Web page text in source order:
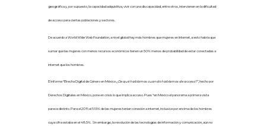
geográfica y, por supuesto, la capacidad adquisitiva, vivir con una discapacidad, entre otros, intervienen en la dificultad
de acceso para ciertas poblaciones y sectores.
De acuerdo a World Wide Web Foundation, a nivel global hay más hombres que mujeres en Internet, a esto habría que
sumar que las mujeres con menos recursos económicos tienen un 50% menos de probabilidad de estar conectadas a
internet que los hombres.
El informe “Brecha Digital de Género en México¿De qué hablamos cuando hablamos de acceso?”,hecho por
Derechos Digitales en México, pone en crisis lo que implica acceso. Pues “en México el panorama a primera vista
parece distinto. Para el 2016 el 51.5% de las mujeres tenían conexión a internet, inclusive por encima de los hombres
cuya cifra estaba en el 48.5%. Sin embargo, la revolución de las tecnologías de información y comunicación, aún no